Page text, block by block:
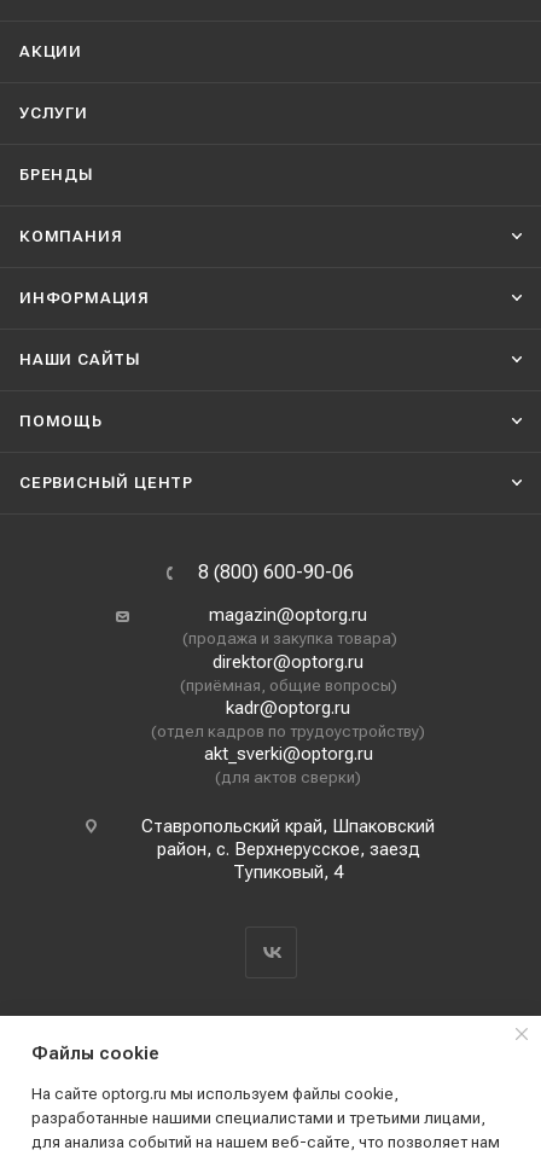
АКЦИИ
УСЛУГИ
БРЕНДЫ
КОМПАНИЯ
ИНФОРМАЦИЯ
НАШИ CАЙТЫ
ПОМОЩЬ
СЕРВИСНЫЙ ЦЕНТР
8 (800) 600-90-06
magazin@optorg.ru
(продажа и закупка товара)
direktor@optorg.ru
(приёмная, общие вопросы)
kadr@optorg.ru
(отдел кадров по трудоустройству)
akt_sverki@optorg.ru
(для актов сверки)
Ставропольский край, Шпаковский
район, с. Верхнерусское, заезд
Тупиковый, 4
2019 - 2026 © АО КПК "Ставропольстройопторг"
Файлы cookie
На сайте optorg.ru мы используем файлы cookie,
разработанные нашими специалистами и третьими лицами,
для анализа событий на нашем веб-сайте, что позволяет нам